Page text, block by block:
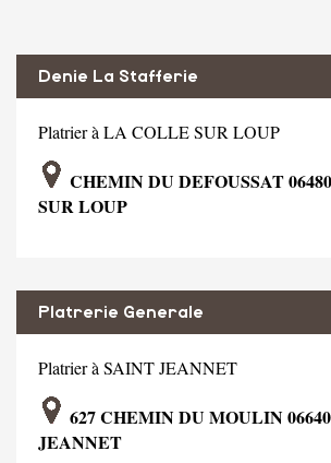
Denie La Stafferie
Platrier à LA COLLE SUR LOUP
CHEMIN DU DEFOUSSAT
SUR LOUP
Platrerie Generale
Platrier à SAINT JEANNET
627 CHEMIN DU MOULIN
JEANNET